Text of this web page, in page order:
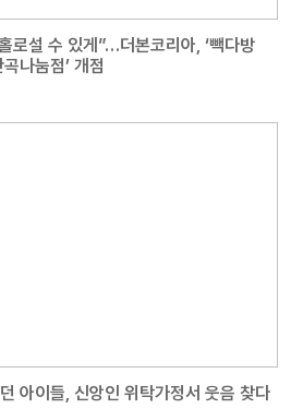
로설 수 있게”…더본코리아, ‘빽다방
곡나눔점’ 개점
아이들, 신앙인 위탁가정서 웃음 찾다